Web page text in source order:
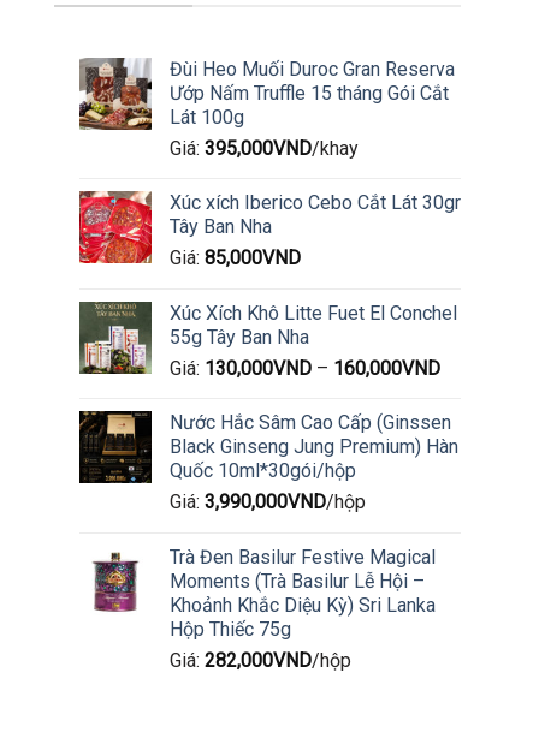
Đùi Heo Muối Duroc Gran Reserva
Ướp Nấm Truffle 15 tháng Gói Cắt
Lát 100g
Giá: 395,000VND/khay
Xúc xích Iberico Cebo Cắt Lát 30gr
Tây Ban Nha
Giá: 85,000VND
Xúc Xích Khô Litte Fuet El Conchel
55g Tây Ban Nha
Giá: 130,000VND– 160,000VND
Nước Hắc Sâm Cao Cấp (Ginssen
Black Ginseng Jung Premium) Hàn
Quốc 10ml*30gói/hộp
Giá: 3,990,000VND/hộp
Trà Đen Basilur Festive Magical
Moments (Trà Basilur Lễ Hội –
Khoảnh Khắc Diệu Kỳ) Sri Lanka
Hộp Thiếc 75g
Giá: 282,000VND/hộp